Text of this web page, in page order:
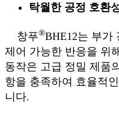
탁월한 공정 호환
창푸®BHE12는 부가
제어 가능한 반응을 위
동작은 고급 정밀 제품
항을 충족하여 효율적
니다.